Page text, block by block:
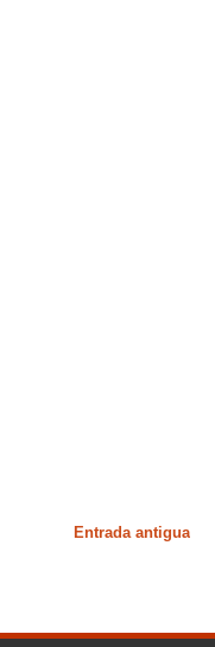
Entrada antigua